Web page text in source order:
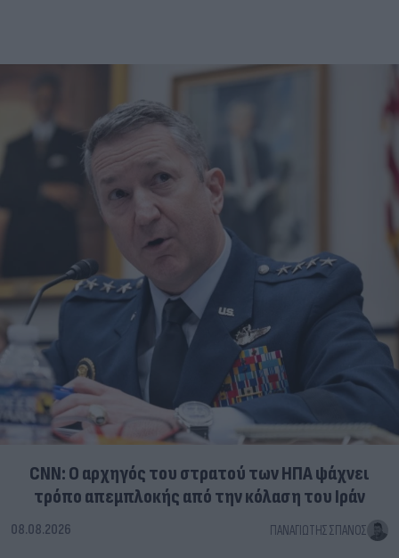
CNN: Ο αρχηγός του στρατού των ΗΠΑ ψάχνει
τρόπο απεμπλοκής από την κόλαση του Ιράν
08.08.2026 ΠΑΝΑΓΙΏΤΗΣ ΣΠΑΝΌΣ